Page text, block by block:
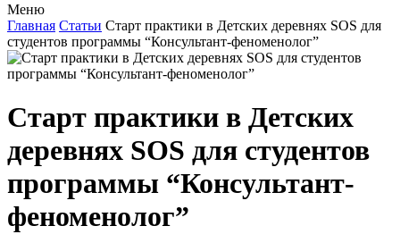
Меню
Главная Статьи Старт практики в Детских деревнях SOS для
студентов программы “Консультант-феноменолог”
Старт практики в Детских
деревнях SOS для студентов
программы “Консультант-
феноменолог”